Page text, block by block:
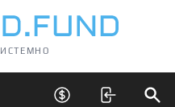
Открыть скрытые